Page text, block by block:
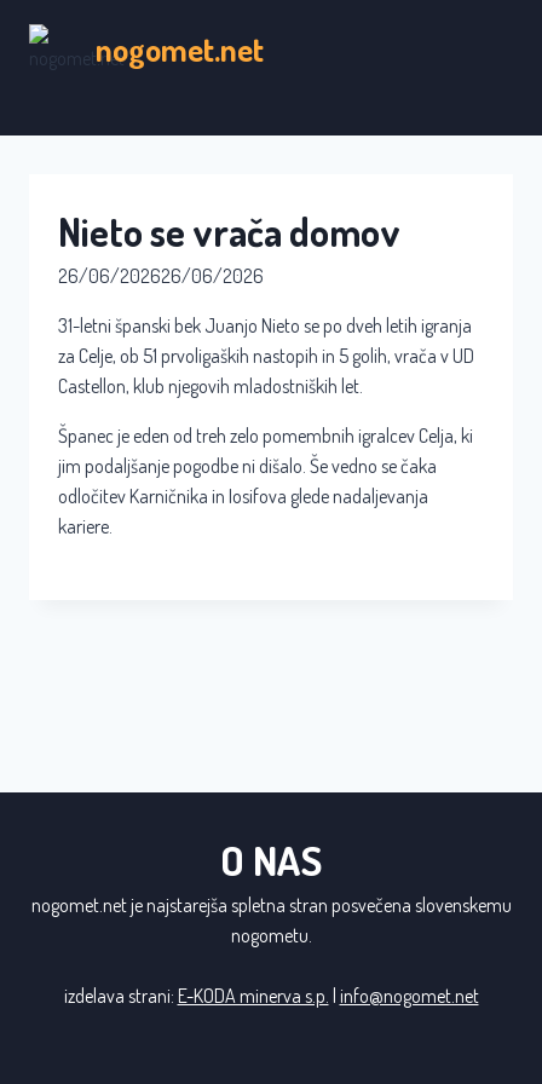
content
nogomet.net
Nieto se vrača domov
26/06/202626/06/2026
31-letni španski bek Juanjo Nieto se po dveh letih igranja
za Celje, ob 51 prvoligaških nastopih in 5 golih, vrača v UD
Castellon, klub njegovih mladostniških let.
Španec je eden od treh zelo pomembnih igralcev Celja, ki
jim podaljšanje pogodbe ni dišalo. Še vedno se čaka
odločitev Karničnika in Iosifova glede nadaljevanja
kariere.
O NAS
nogomet.net je najstarejša spletna stran posvečena slovenskemu
nogometu.
izdelava strani: E-KODA minerva s.p. info@nogomet.net